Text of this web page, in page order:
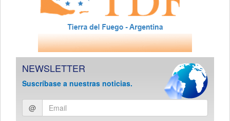
NEWSLETTER
Suscríbase a nuestras noticias.
Ingresar
email
@